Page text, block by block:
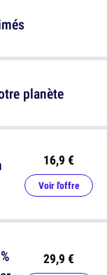
planète
16,9 €
Voir l'offre
29,9 €